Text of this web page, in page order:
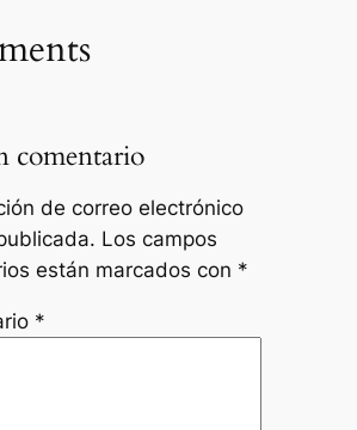
comentario
de correo electrónico
Los campos
están marcados con *
*